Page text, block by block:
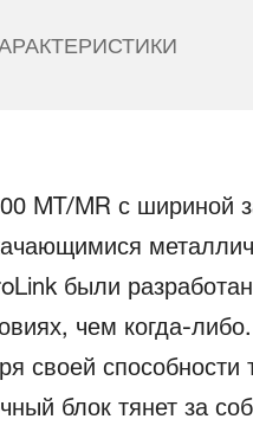
MT/MR с
были
чем когда-
своей
блок тянет за